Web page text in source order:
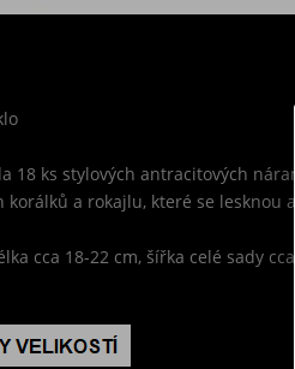
18 ks stylových antracitových
korálků a rokajlu, které se lesknou
cca 18-22 cm, šířka celé sady